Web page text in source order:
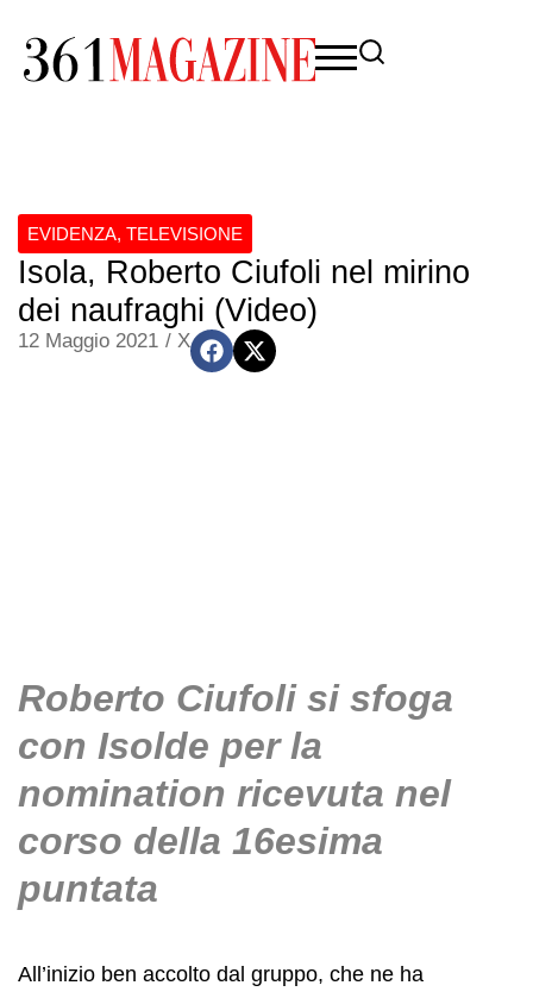
EVIDENZA, TELEVISIONE
Isola, Roberto Ciufoli nel mirino
dei naufraghi (Video)
12 Maggio 2021 / X
Roberto Ciufoli si sfoga
con Isolde per la
nomination ricevuta nel
corso della 16esima
puntata
All’inizio ben accolto dal gruppo, che ne ha